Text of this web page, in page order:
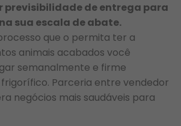
previsibilidade de entrega para
sua escala de abate.
que o permita ter a
animais acabados você
semanalmente e firme
Parceria entre vendedor
negócios mais saudáveis para